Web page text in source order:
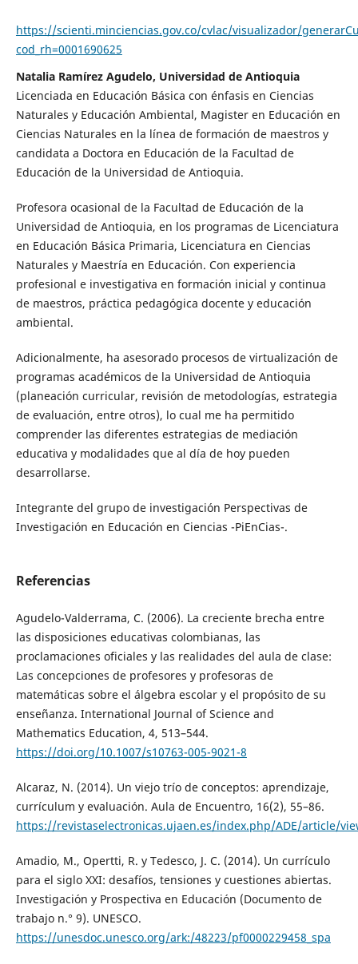
https://scienti.minciencias.gov.co/cvlac/visualizador/
cod_rh=0001690625
Natalia Ramírez Agudelo, Universidad de Antioquia
Licenciada en Educación Básica con énfasis en Ciencias
Naturales y Educación Ambiental, Magister en Educación en
Ciencias Naturales en la línea de formación de maestros y
candidata a Doctora en Educación de la Facultad de
Educación de la Universidad de Antioquia.
Profesora ocasional de la Facultad de Educación de la
Universidad de Antioquia, en los programas de Licenciatura
en Educación Básica Primaria, Licenciatura en Ciencias
Naturales y Maestría en Educación. Con experiencia
profesional e investigativa en formación inicial y continua
de maestros, práctica pedagógica docente y educación
ambiental.
Adicionalmente, ha asesorado procesos de virtualización de
programas académicos de la Universidad de Antioquia
(planeación curricular, revisión de metodologías, estrategia
de evaluación, entre otros), lo cual me ha permitido
comprender las diferentes estrategias de mediación
educativa y modalidades que al día de hoy pueden
desarrollarse.
Integrante del grupo de investigación Perspectivas de
Investigación en Educación en Ciencias -PiEnCias-.
Referencias
Agudelo-Valderrama, C. (2006). La creciente brecha entre
las disposiciones educativas colombianas, las
proclamaciones oficiales y las realidades del aula de clase:
Las concepciones de profesores y profesoras de
matemáticas sobre el álgebra escolar y el propósito de su
enseñanza. International Journal of Science and
Mathematics Education, 4, 513–544.
https://doi.org/10.1007/s10763-005-9021-8
Alcaraz, N. (2014). Un viejo trío de conceptos: aprendizaje,
currículum y evaluación. Aula de Encuentro, 16(2), 55–86.
https://revistaselectronicas.ujaen.es/index.php/ADE/article/
Amadio, M., Opertti, R. y Tedesco, J. C. (2014). Un currículo
para el siglo XXI: desafíos, tensiones y cuestiones abiertas.
Investigación y Prospectiva en Educación (Documento de
trabajo n.° 9). UNESCO.
https://unesdoc.unesco.org/ark:/48223/pf0000229458_spa